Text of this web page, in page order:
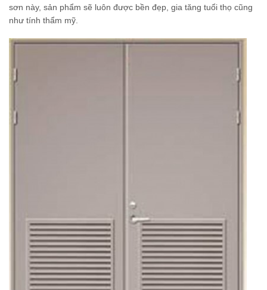
sơn này, sản phẩm sẽ luôn được bền đẹp, gia tăng tuổi thọ cũng
như tính thẩm mỹ.